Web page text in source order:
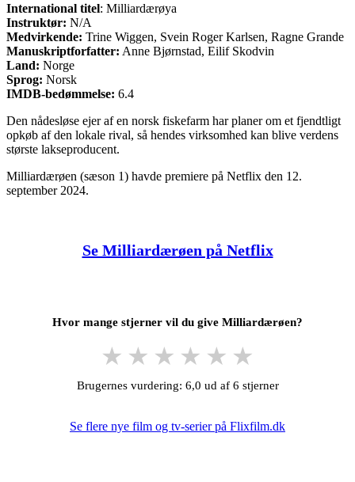
International titel: Milliardærøya
Instruktør: N/A
Medvirkende: Trine Wiggen, Svein Roger Karlsen, Ragne Grande
Manuskriptforfatter: Anne Bjørnstad, Eilif Skodvin
Land: Norge
Sprog: Norsk
IMDB-bedømmelse: 6.4
Den nådesløse ejer af en norsk fiskefarm har planer om et fjendtligt
opkøb af den lokale rival, så hendes virksomhed kan blive verdens
største lakseproducent.
Milliardærøen (sæson 1) havde premiere på Netflix den 12.
september 2024.
Se Milliardærøen på Netflix
Hvor mange stjerner vil du give Milliardærøen?
★ ★ ★ ★ ★ ★
Brugernes vurdering: 6,0 ud af 6 stjerner
Se flere nye film og tv-serier på Flixfilm.dk